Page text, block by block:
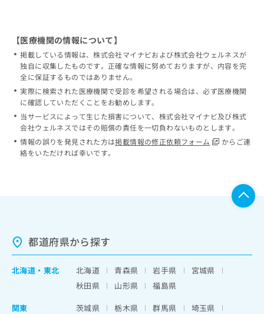
【医療機関の情報について】
掲載している情報は、株式会社マイナビおよび株式会社ウェルネスが
独自に収集したものです。正確な情報に努めておりますが、内容を完
全に保証するものではありません。
実際に検索された医療機関で受診を希望される場合は、必ず医療機関
に確認していただくことをお勧めします。
当サービスによって生じた損害について、株式会社マイナビ及び株式
会社ウェルネスではその賠償の責任を一切負わないものとします。
情報の誤りを発見された方は掲載情報の修正依頼フォーム
からご連
絡をいただければ幸いです。
都道府県から探す
北海道 ・ 東北 北海道 青森県 岩手県
宮城県
秋田県
山形県
福島県
関東
茨城県 栃木県 群馬県
埼玉県